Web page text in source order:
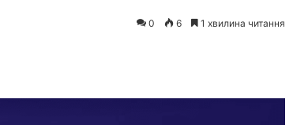
0 6 1 хвилина читання